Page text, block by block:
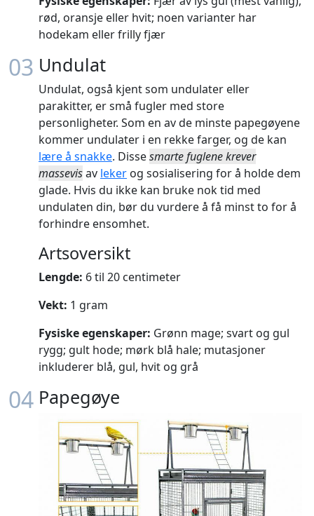
rød, oransje eller hvit; noen varianter har
hodekam eller frilly fjær
03 Undulat
Undulat, også kjent som undulater eller
parakitter, er små fugler med store
personligheter. Som en av de minste papegøyene
kommer undulater i en rekke farger, og de kan
lære å snakke. Dissesmarte fuglene krever
massevisav leker og sosialisering for å holde dem
glade. Hvis du ikke kan bruke nok tid med
undulaten din, bør du vurdere å få minst to for å
forhindre ensomhet.
Artsoversikt
Lengde: 6 til 20 centimeter
Vekt: 1 gram
Fysiske egenskaper: Grønn mage; svart og gul
rygg; gult hode; mørk blå hale; mutasjoner
inkluderer blå, gul, hvit og grå
04 Papegøye